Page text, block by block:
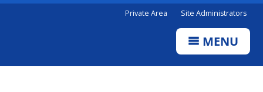
Private Area Site Administrators
MENU